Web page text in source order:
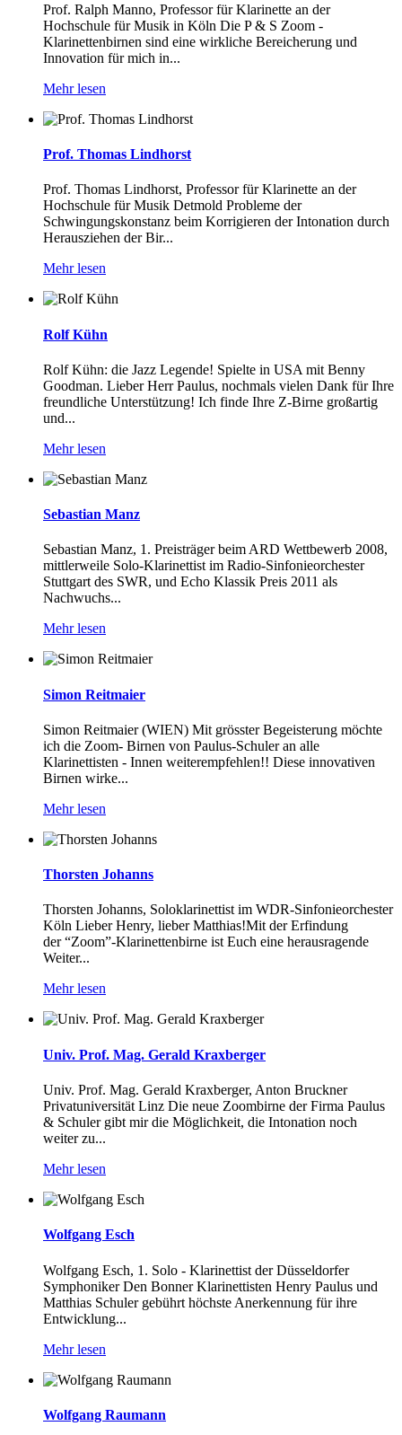
Prof. Ralph Manno, Professor für Klarinette an der
Hochschule für Musik in Köln Die P & S Zoom -
Klarinettenbirnen sind eine wirkliche Bereicherung und
Innovation für mich in...
Mehr lesen
Prof. Thomas Lindhorst
Prof. Thomas Lindhorst, Professor für Klarinette an der
Hochschule für Musik Detmold Probleme der
Schwingungskonstanz beim Korrigieren der Intonation durch
Herausziehen der Bir...
Mehr lesen
Rolf Kühn
Rolf Kühn: die Jazz Legende! Spielte in USA mit Benny
Goodman. Lieber Herr Paulus, nochmals vielen Dank für Ihre
freundliche Unterstützung! Ich finde Ihre Z-Birne großartig
und...
Mehr lesen
Sebastian Manz
Sebastian Manz, 1. Preisträger beim ARD Wettbewerb 2008,
mittlerweile Solo-Klarinettist im Radio-Sinfonieorchester
Stuttgart des SWR, und Echo Klassik Preis 2011 als
Nachwuchs...
Mehr lesen
Simon Reitmaier
Simon Reitmaier (WIEN) Mit grösster Begeisterung möchte
ich die Zoom- Birnen von Paulus-Schuler an alle
Klarinettisten - Innen weiterempfehlen!! Diese innovativen
Birnen wirke...
Mehr lesen
Thorsten Johanns
Thorsten Johanns, Soloklarinettist im WDR-Sinfonieorchester
Köln Lieber Henry, lieber Matthias!Mit der Erfindung
der “Zoom”-Klarinettenbirne ist Euch eine herausragende
Weiter...
Mehr lesen
Univ. Prof. Mag. Gerald Kraxberger
Univ. Prof. Mag. Gerald Kraxberger, Anton Bruckner
Privatuniversität Linz Die neue Zoombirne der Firma Paulus
& Schuler gibt mir die Möglichkeit, die Intonation noch
weiter zu...
Mehr lesen
Wolfgang Esch
Wolfgang Esch, 1. Solo - Klarinettist der Düsseldorfer
Symphoniker Den Bonner Klarinettisten Henry Paulus und
Matthias Schuler gebührt höchste Anerkennung für ihre
Entwicklung...
Mehr lesen
Wolfgang Raumann